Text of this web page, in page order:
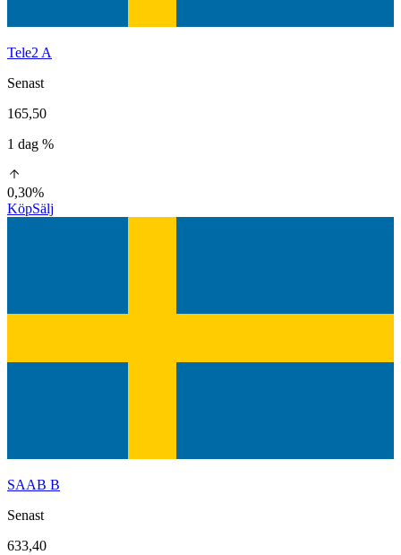
Tele2 A
Senast
165,50
1 dag %
0,30%
KöpSälj
SAAB B
Senast
633,40